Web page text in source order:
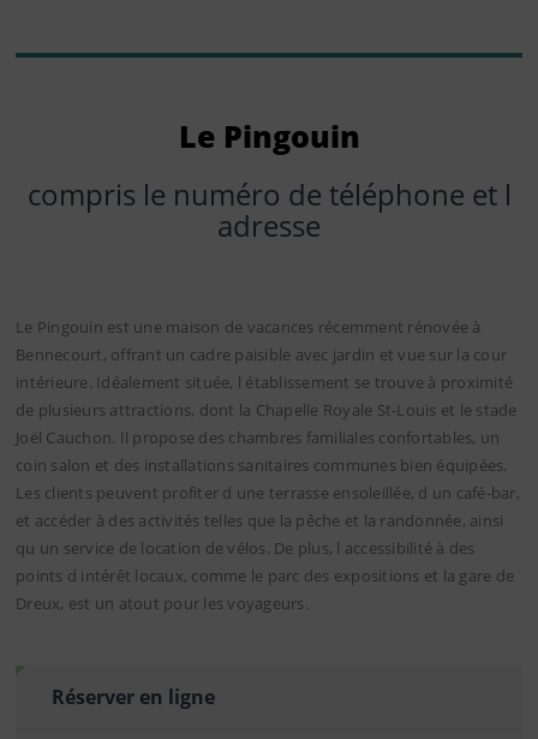
Le Pingouin
compris le numéro de téléphone et l
adresse
Le Pingouin est une maison de vacances récemment rénovée à
Bennecourt, offrant un cadre paisible avec jardin et vue sur la cour
intérieure. Idéalement située, l établissement se trouve à proximité
de plusieurs attractions, dont la Chapelle Royale St-Louis et le stade
Joël Cauchon. Il propose des chambres familiales confortables, un
coin salon et des installations sanitaires communes bien équipées.
Les clients peuvent profiter d une terrasse ensoleillée, d un café-bar,
et accéder à des activités telles que la pêche et la randonnée, ainsi
qu un service de location de vélos. De plus, l accessibilité à des
points d intérêt locaux, comme le parc des expositions et la gare de
Dreux, est un atout pour les voyageurs.
Réserver en ligne